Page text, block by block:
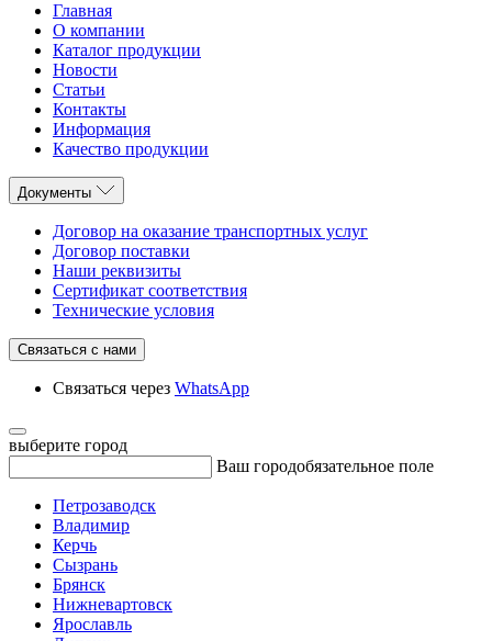
Главная
О компании
Каталог продукции
Новости
Статьи
Контакты
Информация
Качество продукции
Документы
Договор на оказание транспортных услуг
Договор поставки
Наши реквизиты
Сертификат соответствия
Технические условия
Связаться с нами
Связаться через WhatsApp
выберите город
Ваш городобязательное поле
Петрозаводск
Владимир
Керчь
Сызрань
Брянск
Нижневартовск
Ярославль